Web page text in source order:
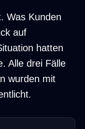
Was Kunden
auf
hatten
Alle drei Fälle
wurden mit